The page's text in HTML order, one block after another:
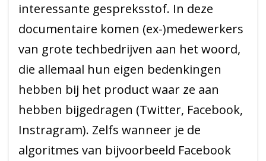
interessante gespreksstof. In deze
documentaire komen (ex-)medewerkers
van grote techbedrijven aan het woord,
die allemaal hun eigen bedenkingen
hebben bij het product waar ze aan
hebben bijgedragen (Twitter, Facebook,
Instragram). Zelfs wanneer je de
algoritmes van bijvoorbeeld Facebook